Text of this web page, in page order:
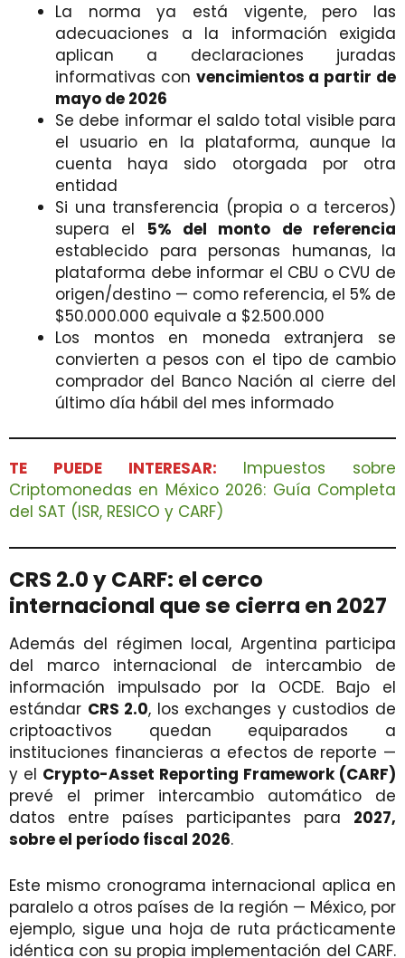
La norma ya está vigente, pero las
adecuaciones a la información exigida
aplican a declaraciones juradas
informativas con vencimientos a partir de
mayo de 2026
Se debe informar el saldo total visible para
el usuario en la plataforma, aunque la
cuenta haya sido otorgada por otra
entidad
Si una transferencia (propia o a terceros)
supera el 5% del monto de referencia
establecido para personas humanas, la
plataforma debe informar el CBU o CVU de
origen/destino — como referencia, el 5% de
$50.000.000 equivale a $2.500.000
Los montos en moneda extranjera se
convierten a pesos con el tipo de cambio
comprador del Banco Nación al cierre del
último día hábil del mes informado
TE PUEDE INTERESAR:
Impuestos sobre
Criptomonedas en México 2026: Guía Completa
del SAT (ISR, RESICO y CARF)
CRS 2.0 y CARF: el cerco
internacional que se cierra en 2027
Además del régimen local, Argentina participa
del marco internacional de intercambio de
información impulsado por la OCDE. Bajo el
estándar CRS 2.0, los exchanges y custodios de
criptoactivos quedan equiparados a
instituciones financieras a efectos de reporte —
y el Crypto-Asset Reporting Framework (CARF)
prevé el primer intercambio automático de
datos entre países participantes para 2027,
sobre el período fiscal 2026.
Este mismo cronograma internacional aplica en
paralelo a otros países de la región — México, por
ejemplo, sigue una hoja de ruta prácticamente
idéntica con su propia implementación del CARF.